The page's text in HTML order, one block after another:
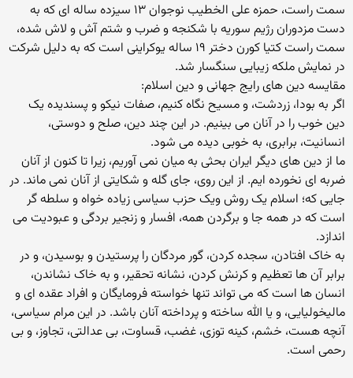
سمت راست، حمزه علی الخطیب نوجوان ۱۳ سیزده ساله ای که به
دست مزدوران رژیم سوریه با شکنجه و ضرب و شتم آش و لاش شده،
سمت راست کتیا کورن دختر ۱۹ ساله یوکراینی است که به دلیل شرکت
در نمایش ملکه زیبایی سنگسار شد.
مقایسه دین های رایج جهانی و دین اسلام:
اگر به بودا، زردشت، و مسیح نگاه کنیم، صفات نیکو و پسندیده یک
دین خوب را در آنان می بینیم. در این چند دین، صلح و دوستی،
انسانیت، برابری، به خوبی دیده می شود.
ما از دین های دیگر ایران بحثی به میان نمی آوریم، زیرا تا کنون از آنان
ضربه ای نخورده ایم. از این روی، جای گله و شکایتی از آنان نمی ماند. در
جایی که؛ اسلام یک روش ویک حزب سیاسی زیاده خواه و سلطه گر
است که در همه جا و برگردن همه، افسار و زنجیر بردگی و عبودیت می
اندازد.
به خاک افتادن، سجده کردن، گور مردگان را پرستیدن و بوسیدن، و در
برابر آن ها تعظیم و کرنش کردن، نشانه تحقیر، و به خاک نشاندن،
انسان ها است که می تواند تنها خواسته فرومایگان و افراد عقده ای و
مالیخولیایی، و یا الله ساخته و پرداخته آنان باشد. در این مرام سیاسی،
آنچه هست، خشم، کینه توزی، غضب، قساوت، بی عدالتی، تجاوز، و بی
رحمی است.